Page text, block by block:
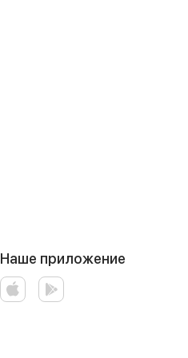
Наше приложение